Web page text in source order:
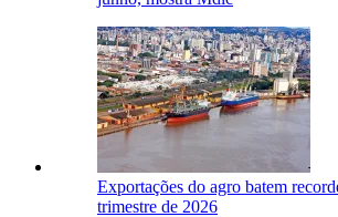
Exportações do agro batem
trimestre de 2026